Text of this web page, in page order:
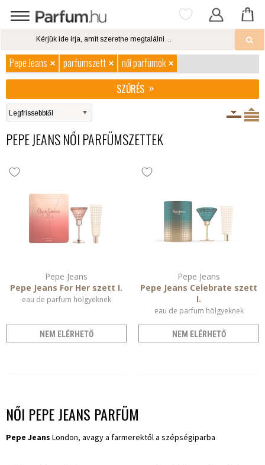
Pepe Jeans parfümszett
női parfümök
SZŰRÉS
PEPE JEANS NŐI PARFÜMSZETTEK
Pepe Jeans
Pepe Jeans For Her szett I.
eau de parfum hölgyeknek
NEM ELÉRHETŐ
Pepe Jeans
Pepe Jeans Celebrate szett
I.
eau de parfum hölgyeknek
NEM ELÉRHETŐ
NŐI PEPE JEANS PARFÜM
Pepe Jeans London, avagy a farmerektől a szépségiparba